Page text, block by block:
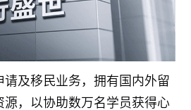
请及移民业务，拥有国内外留
源，以协助数万名学员获得心